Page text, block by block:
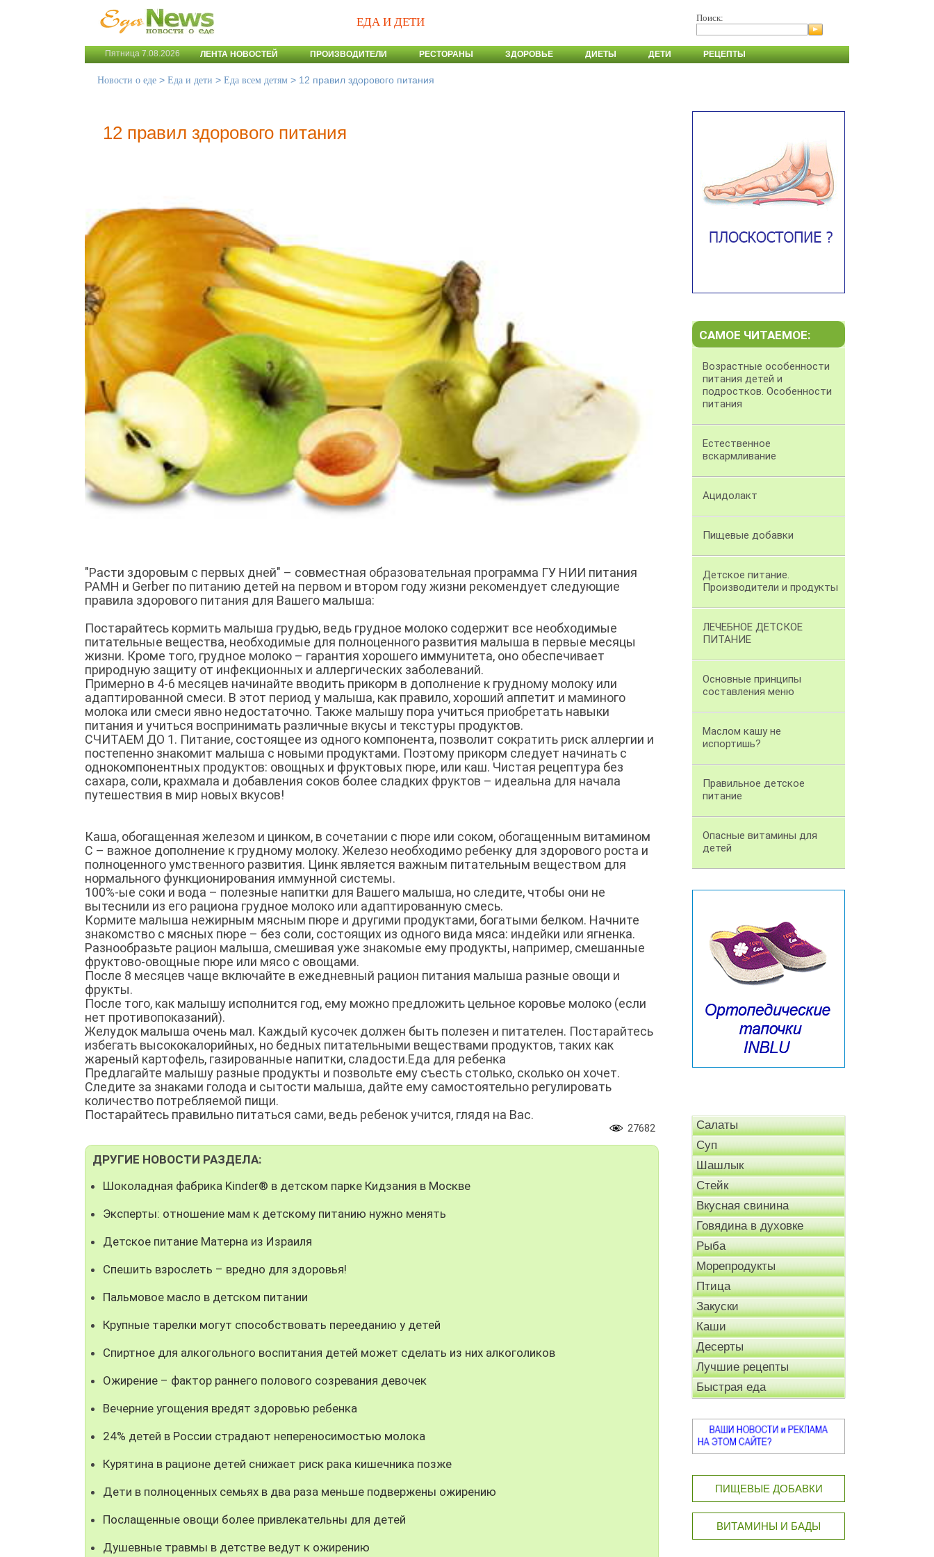
ЕДА И ДЕТИ Поиск:
Пятница 7.08.2026 ЛЕНТА НОВОСТЕЙ ПРОИЗВОДИТЕЛИ РЕСТОРАНЫ ЗДОРОВЬЕ ДИЕТЫ ДЕТИ РЕЦЕПТЫ
Новости о еде > Еда и дети > Еда всем детям > 12 правил здорового питания
12 правил здорового питания
"Расти здоровым с первых дней" – совместная образовательная программа ГУ НИИ питания
РАМН и Gerber по питанию детей на первом и втором году жизни рекомендует следующие
правила здорового питания для Вашего малыша:
Постарайтесь кормить малыша грудью, ведь грудное молоко содержит все необходимые
питательные вещества, необходимые для полноценного развития малыша в первые месяцы
жизни. Кроме того, грудное молоко – гарантия хорошего иммунитета, оно обеспечивает
природную защиту от инфекционных и аллергических заболеваний.
Примерно в 4-6 месяцев начинайте вводить прикорм в дополнение к грудному молоку или
адаптированной смеси. В этот период у малыша, как правило, хороший аппетит и маминого
молока или смеси явно недостаточно. Также малышу пора учиться приобретать навыки
питания и учиться воспринимать различные вкусы и текстуры продуктов.
СЧИТАЕМ ДО 1. Питание, состоящее из одного компонента, позволит сократить риск аллергии и
постепенно знакомит малыша с новыми продуктами. Поэтому прикорм следует начинать с
однокомпонентных продуктов: овощных и фруктовых пюре, или каш. Чистая рецептура без
сахара, соли, крахмала и добавления соков более сладких фруктов – идеальна для начала
путешествия в мир новых вкусов!
Каша, обогащенная железом и цинком, в сочетании с пюре или соком, обогащенным витамином
С – важное дополнение к грудному молоку. Железо необходимо ребенку для здорового роста и
полноценного умственного развития. Цинк является важным питательным веществом для
нормального функционирования иммунной системы.
100%-ые соки и вода – полезные напитки для Вашего малыша, но следите, чтобы они не
вытеснили из его рациона грудное молоко или адаптированную смесь.
Кормите малыша нежирным мясным пюре и другими продуктами, богатыми белком. Начните
знакомство с мясных пюре – без соли, состоящих из одного вида мяса: индейки или ягненка.
Разнообразьте рацион малыша, смешивая уже знакомые ему продукты, например, смешанные
фруктово-овощные пюре или мясо с овощами.
После 8 месяцев чаще включайте в ежедневный рацион питания малыша разные овощи и
фрукты.
После того, как малышу исполнится год, ему можно предложить цельное коровье молоко (если
нет противопоказаний).
Желудок малыша очень мал. Каждый кусочек должен быть полезен и питателен. Постарайтесь
избегать высококалорийных, но бедных питательными веществами продуктов, таких как
жареный картофель, газированные напитки, сладости.Еда для ребенка
Предлагайте малышу разные продукты и позвольте ему съесть столько, сколько он хочет.
Следите за знаками голода и сытости малыша, дайте ему самостоятельно регулировать
количество потребляемой пищи.
Постарайтесь правильно питаться сами, ведь ребенок учится, глядя на Вас.
27682
ДРУГИЕ НОВОСТИ РАЗДЕЛА:
Шоколадная фабрика Kinder® в детском парке Кидзания в Москве
Эксперты: отношение мам к детскому питанию нужно менять
Детское питание Матерна из Израиля
Спешить взрослеть – вредно для здоровья!
Пальмовое масло в детском питании
Крупные тарелки могут способствовать перееданию у детей
Спиртное для алкогольного воспитания детей может сделать из них алкоголиков
Ожирение – фактор раннего полового созревания девочек
Вечерние угощения вредят здоровью ребенка
24% детей в России страдают непереносимостью молока
Курятина в рационе детей снижает риск рака кишечника позже
Дети в полноценных семьях в два раза меньше подвержены ожирению
Послащенные овощи более привлекательны для детей
Душевные травмы в детстве ведут к ожирению
САМОЕ ЧИТАЕМОЕ:
Возрастные особенности
питания детей и
подростков. Особенности
питания
Естественное
вскармливание
Ацидолакт
Пищевые добавки
Детское питание.
Производители и продукты
ЛЕЧЕБНОЕ ДЕТСКОЕ
ПИТАНИЕ
Основные принципы
составления меню
Маслом кашу не
испортишь?
Правильное детское
питание
Опасные витамины для
детей
Салаты
Суп
Шашлык
Стейк
Вкусная свинина
Говядина в духовке
Рыба
Морепродукты
Птица
Закуски
Каши
Десерты
Лучшие рецепты
Быстрая еда
ПИЩЕВЫЕ ДОБАВКИ
ВИТАМИНЫ И БАДЫ